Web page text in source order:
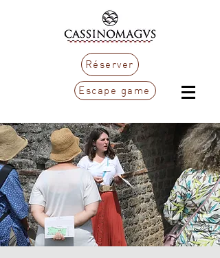
Réserver
Escape game